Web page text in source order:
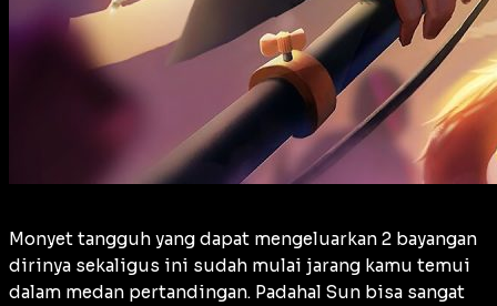
Monyet tangguh yang dapat mengeluarkan 2 bayangan
dirinya sekaligus ini sudah mulai jarang kamu temui
dalam medan pertandingan. Padahal Sun bisa sangat